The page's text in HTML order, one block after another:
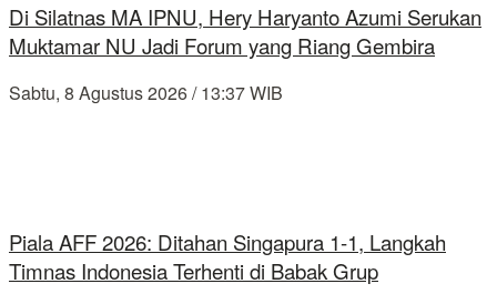
Di Silatnas MA IPNU, Hery Haryanto Azumi Serukan
Muktamar NU Jadi Forum yang Riang Gembira
Sabtu, 8 Agustus 2026 / 13:37 WIB
Piala AFF 2026: Ditahan Singapura 1-1, Langkah
Timnas Indonesia Terhenti di Babak Grup